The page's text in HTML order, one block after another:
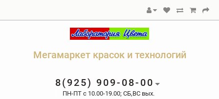
Мегамаркет красок и технологий
8(925) 909-08-00
ПН-ПТ c 10.00-19.00; СБ,ВС вых.